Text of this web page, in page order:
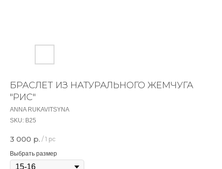
БРАСЛЕТ ИЗ НАТУРАЛЬНОГО ЖЕМЧУГА
"РИС"
ANNA RUKAVITSYNA
SKU: В25
3 000 р. / 1 pc
Выбрать размер